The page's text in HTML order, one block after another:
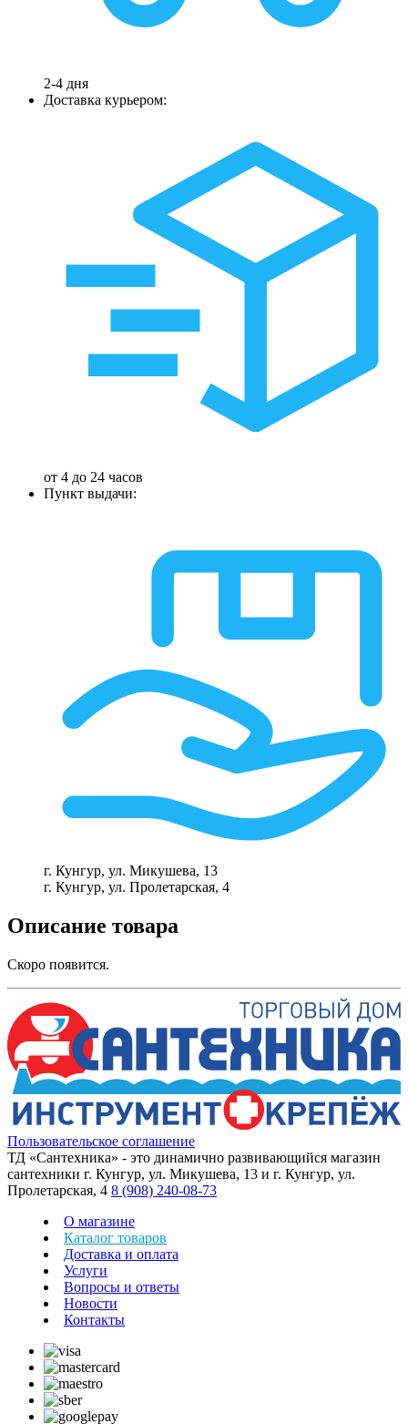
2-4 дня
Доставка курьером:
от 4 до 24 часов
Пункт выдачи:
г. Кунгур, ул. Микушева, 13
г. Кунгур, ул. Пролетарская, 4
Описание товара
Скоро появится.
Пользовательское соглашение
ТД «Сантехника» - это динамично развивающийся магазин
сантехники г. Кунгур, ул. Микушева, 13 и г. Кунгур, ул.
Пролетарская, 4 8 (908) 240-08-73
О магазине
Каталог товаров
Доставка и оплата
Услуги
Вопросы и ответы
Новости
Контакты